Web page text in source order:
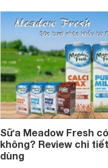
Sữa Meadow Fresh
không? Review chi
dùng